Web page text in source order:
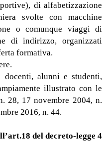
di alfabetizzazione
svolte con macchine
o comunque viaggi di
di indirizzo, organizzati
formativa.
docenti, alunni e studenti,
illustrato con le
28, 17 novembre 2004, n.
2016, n. 44.
del decreto-legge 4